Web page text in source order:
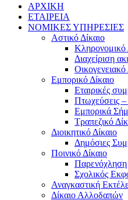
ΑΡΧΙΚΗ
ΕΤΑΙΡΕΙΑ
ΝΟΜΙΚΕΣ ΥΠΗΡΕΣΙΕΣ
Αστικό Δίκαιο
Κληρονομικό
Διαχείριση
Οικογενειακό
Εμπορικό Δίκαιο
Εταιρικές
Πτωχεύσεις –
Εμπορικά
Τραπεζικό
Διοικητικό Δίκαιο
Δημόσιες
Ποινικό Δίκαιο
Παρενόχληση
Σχολικός
Αναγκαστική
Δίκαιο Αλλοδαπών